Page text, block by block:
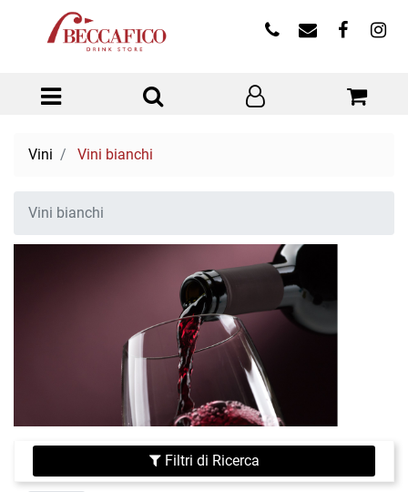
Open menu
Vini Vini bianchi
Vini bianchi
Filtri di Ricerca